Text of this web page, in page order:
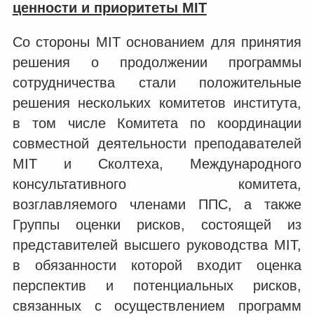
ценности и приоритеты MIT
Со стороны MIT основанием для принятия
решения о продолжении программы
сотрудничества стали положительные
решения нескольких комитетов института,
в том числе Комитета по координации
совместной деятельности преподавателей
MIT и Сколтеха, Международного
консультативного комитета,
возглавляемого членами ППС, а также
Группы оценки рисков, состоящей из
представителей высшего руководства MIT,
в обязанности которой входит оценка
перспектив и потенциальных рисков,
связанных с осуществлением программ